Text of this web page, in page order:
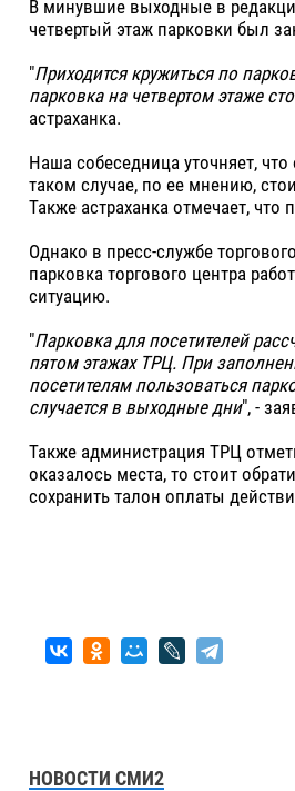
В минувшие выходные в
четвертый этаж парковки был
"Приходится кружиться по
парковка на четвертом этаже
астраханка.
Наша собеседница уточняет,
таком случае, по ее мнению,
Также астраханка отмечает,
Однако в пресс-службе
парковка торгового центра
ситуацию.
"Парковка для посетителей
пятом этажах ТРЦ. При
посетителям пользоваться
случается в выходные дни", -
Также администрация ТРЦ
оказалось места, то стоит
сохранить талон оплаты
НОВОСТИ СМИ2